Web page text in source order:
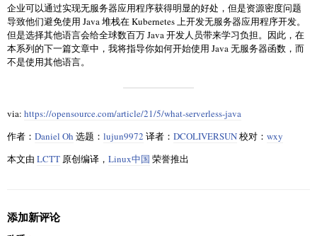
企业可以通过实现无服务器应用程序获得明显的好处，但是资源密度问题
导致他们避免使用 Java 堆栈在 Kubernetes 上开发无服务器应用程序开发。
但是选择其他语言会给全球数百万 Java 开发人员带来学习负担。因此，在
本系列的下一篇文章中，我将指导你如何开始使用 Java 无服务器函数，而
不是使用其他语言。
via: https://opensource.com/article/21/5/what-serverless-java
作者： Daniel Oh 选题： lujun9972 译者： DCOLIVERSUN校对： wxy
本文由 LCTT 原创编译， Linux中国 荣誉推出
添加新评论